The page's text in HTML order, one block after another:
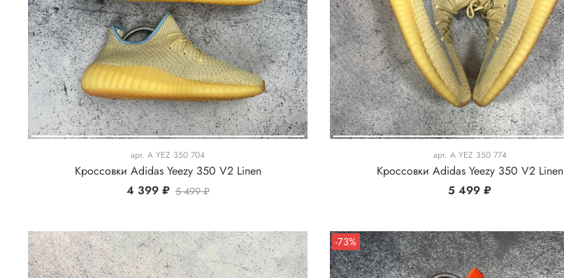
арт. A YEZ 350 704
Кроссовки Adidas Yeezy 350 V2 Linen
4 399 ₽ 5 499 ₽
арт. A YEZ 350 774
Кроссовки Adidas Yeezy 350 V2 Linen
5 499 ₽
-73%